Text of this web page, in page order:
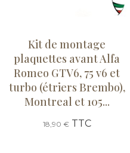
Kit de montage
plaquettes avant Alfa
Romeo GTV6, 75 v6 et
turbo (étriers Brembo),
Montreal et 105...
18,90 €TTC